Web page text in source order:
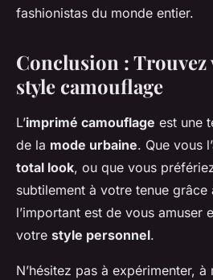
fashionistas du monde entier.
Conclusion :
style camouflage
L’imprimé camouflage est une
de la mode urbaine. Que vous
total look, ou que vous
subtilement à votre tenue grâce
l’important est de vous amuser
votre style personnel.
N’hésitez pas à expérimenter, à